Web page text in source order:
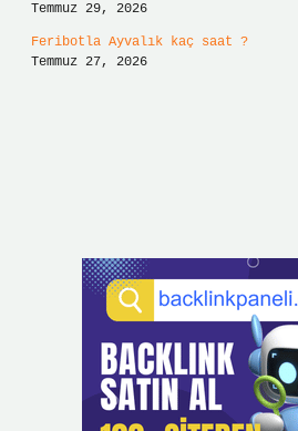
Temmuz 29, 2026
Feribotla Ayvalık kaç saat ?
Temmuz 27, 2026